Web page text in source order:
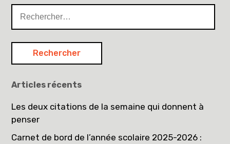
Articles récents
Les deux citations de la semaine qui donnent à
penser
Carnet de bord de l’année scolaire 2025-2026 :